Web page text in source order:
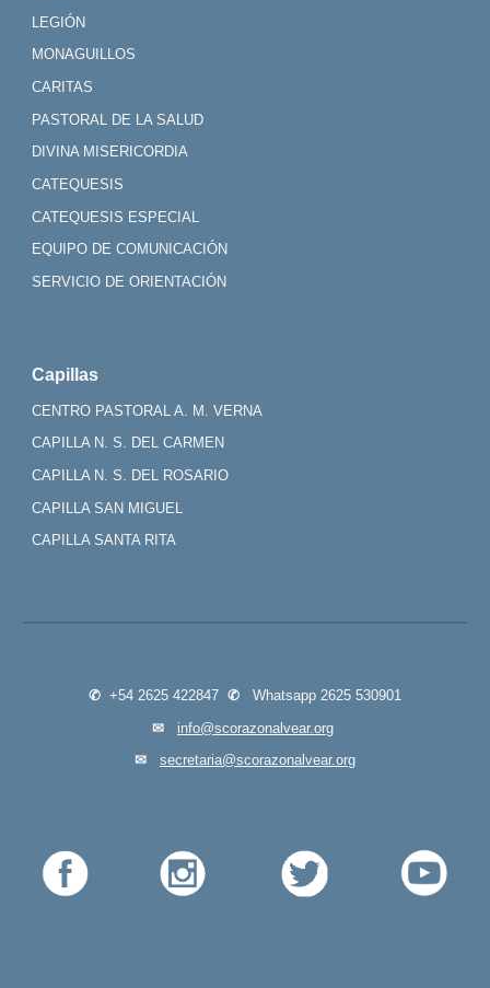
LEGIÓN
MONAGUILLOS
CARITAS
PASTORAL DE LA SALUD
DIVINA MISERICORDIA
CATEQUESIS
CATEQUESIS ESPECIAL
EQUIPO DE COMUNICACIÓN
SERVICIO DE ORIENTACIÓN
Capillas
CENTRO PASTORAL A. M. VERNA
CAPILLA N. S. DEL CARMEN
CAPILLA N. S. DEL ROSARIO
CAPILLA SAN MIGUEL
CAPILLA SANTA RITA
✆ +54 2625 422847 ✆ Whatsapp 2625 530901
✉
info@scorazonalvear.org
✉
secretaria@scorazonalvear.org